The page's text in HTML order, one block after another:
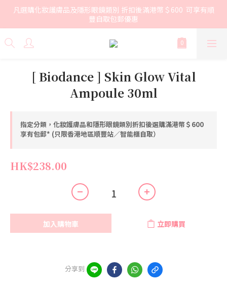
凡選購化妝護膚品及隱形眼鏡類別 折扣後滿港幣＄600  可享有順
豐自取包郵優惠
[ Biodance ] Skin Glow Vital
Ampoule 30ml
指定分類，化妝護膚品和隱形眼鏡類別折扣後選購滿港幣＄600
享有包郵* (只限香港地區順豐站／智能櫃自取）
HK$238.00
加入購物車 立即購買
分享到